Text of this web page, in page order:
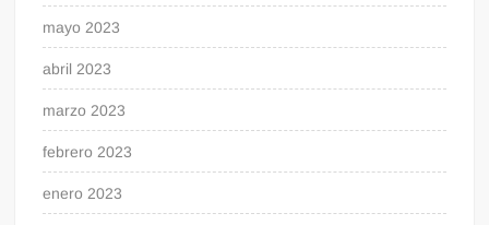
mayo 2023
abril 2023
marzo 2023
febrero 2023
enero 2023